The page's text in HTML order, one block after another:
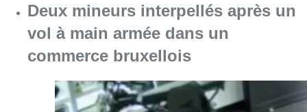
Deux mineurs interpellés après un
vol à main armée dans un
commerce bruxellois